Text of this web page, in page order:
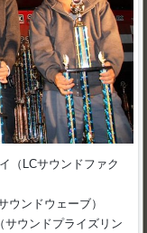
（LCサウンドファク
ウンドウェーブ）
サウンドプライズリン